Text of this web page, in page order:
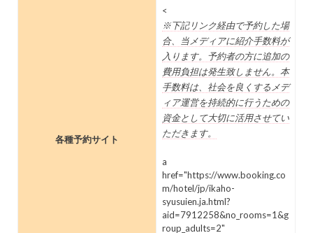
各種予約サイト
<
※下記リンク経由で予約した場
合、当メディアに紹介手数料が
入ります。予約者の方に追加の
費用負担は発生致しません。本
手数料は、社会を良くするメデ
ィア運営を持続的に行うための
資金として大切に活用させてい
ただきます。
a
href="https://www.booking.co
m/hotel/jp/ikaho-
syusuien.ja.html?
aid=7912258&no_rooms=1&g
roup_adults=2"